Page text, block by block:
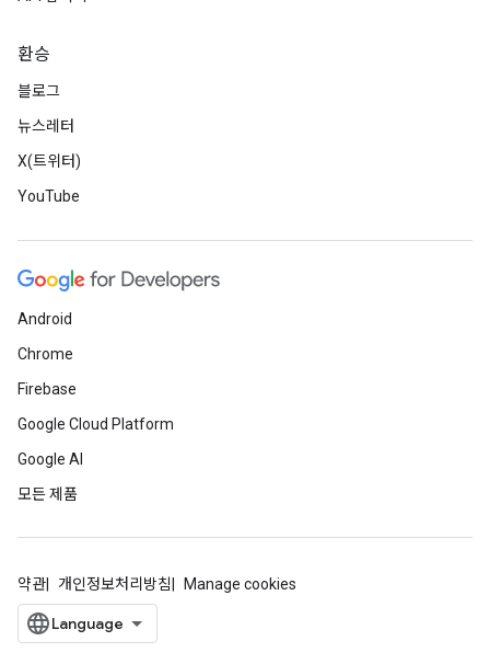
환승
블로그
뉴스레터
X(트위터)
YouTube
Android
Chrome
Firebase
Google Cloud Platform
Google AI
모든 제품
약관 개인정보처리방침 Manage cookies